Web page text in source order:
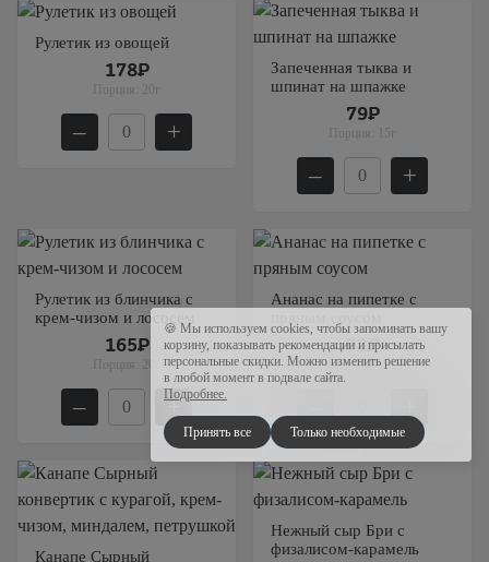
Рулетик из овощей
178₽
Порция: 20г
– +
Запеченная тыква и
шпинат на шпажке
79₽
Порция: 15г
– +
Рулетик из блинчика с
крем-чизом и лососем
165₽
Порция: 20г
– +
Ананас на пипетке с
73₽
Порция:15г
Канапе Сырный
Нежный сыр Бри с
физалисом-карамель
🍪 Мы используем cookies, чтобы запоминать вашу
корзину, показывать рекомендации и присылать
персональные скидки. Можно изменить решение
в любой момент в подвале сайта.
Подробнее.
Принять все Только необходимые